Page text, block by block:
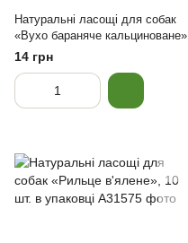
Натуральні ласощі для собак
«Вухо бараняче кальциноване»
14 грн